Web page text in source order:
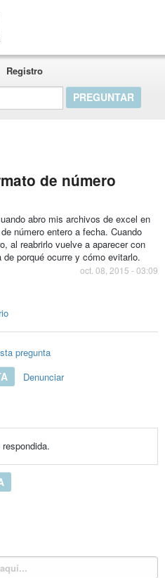
Registro
de número
abro mis archivos de excel en
número entero a fecha. Cuando
al reabrirlo vuelve a aparecer con
porqué ocurre y cómo evitarlo.
oct. 08, 2015 - 03:09
pregunta
Denunciar